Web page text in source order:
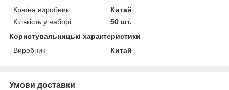
Країна виробник
Китай
Кількість у наборі
50 шт.
Користувальницькі характеристики
Виробник
Китай
Умови доставки